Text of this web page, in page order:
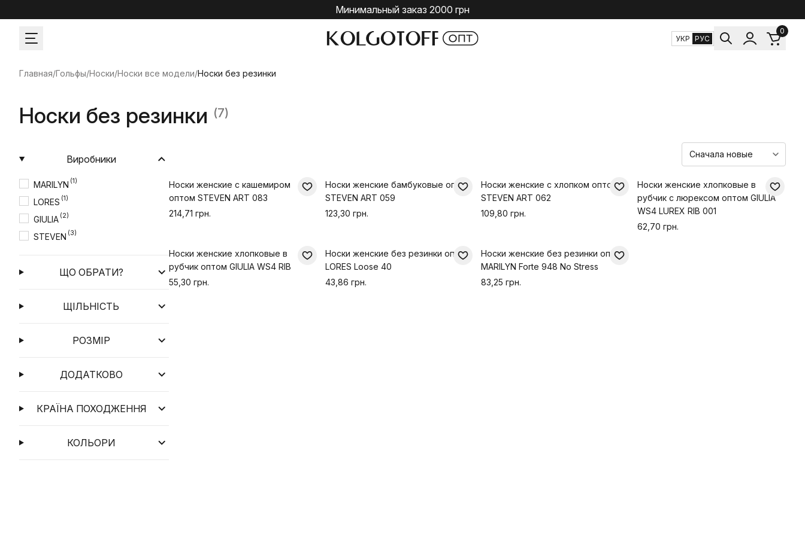
Минимальный заказ 2000 грн
УКР РУС
0
Главная/Гольфы/Носки/Носки все модели/Носки без резинки
Носки без резинки (7)
Виробники
MARILYN (1)
LORES (1)
GIULIA (2)
STEVEN (3)
ЩО ОБРАТИ?
ЩІЛЬНІСТЬ
РОЗМІР
ДОДАТКОВО
КРАЇНА ПОХОДЖЕННЯ
КОЛЬОРИ
Носки женские с кашемиром
оптом STEVEN ART 083
214,71 грн.
Носки женские бамбуковые оптом
STEVEN ART 059
123,30 грн.
Носки женские с хлопком оптом
STEVEN ART 062
109,80 грн.
Носки женские хлопковые в
рубчик с люрексом оптом GIULIA
WS4 LUREX RIB 001
62,70 грн.
Носки женские хлопковые в
рубчик оптом GIULIA WS4 RIB
55,30 грн.
Носки женские без резинки оптом
LORES Loose 40
43,86 грн.
Носки женские без резинки оптом
MARILYN Forte 948 No Stress
83,25 грн.